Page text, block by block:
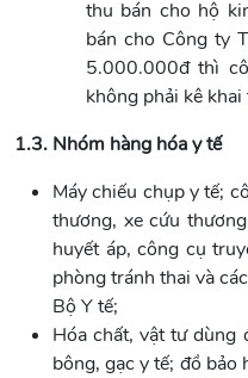
thu bán cho hộ
bán cho Công ty
5.000.000đ thì
không phải kê
1.3. Nhóm hàng hóa y tế
Máy chiếu chụp y tế;
thương, xe cứu
huyết áp, công cụ
phòng tránh thai và
Bộ Y tế;
Hóa chất, vật tư dùng
bông, gạc y tế; đồ bảo